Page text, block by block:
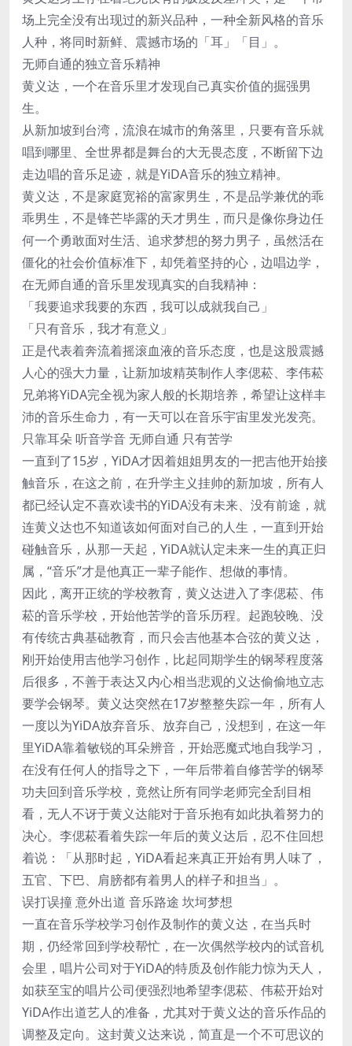
场上完全没有出现过的新兴品种，一种全新风格的音乐
人种，将同时新鲜、震撼市场的「耳」「目」。
无师自通的独立音乐精神
黄义达，一个在音乐里才发现自己真实价值的掘强男
生。
从新加坡到台湾，流浪在城市的角落里，只要有音乐就
唱到哪里、全世界都是舞台的大无畏态度，不断留下边
走边唱的音乐足迹，就是YiDA音乐的独立精神。
黄义达，不是家庭宽裕的富家男生，不是品学兼优的乖
乖男生，不是锋芒毕露的天才男生，而只是像你身边任
何一个勇敢面对生活、追求梦想的努力男子，虽然活在
僵化的社会价值标准下，却凭着坚持的心，边唱边学，
在无师自通的音乐里发现真实的自我精神：
「我要追求我要的东西，我可以成就我自己」
「只有音乐，我才有意义」
正是代表着奔流着摇滚血液的音乐态度，也是这股震撼
人心的强大力量，让新加坡精英制作人李偲菘、李伟菘
兄弟将YiDA完全视为家人般的长期培养，希望让这样丰
沛的音乐生命力，有一天可以在音乐宇宙里发光发亮。
只靠耳朵 听音学音 无师自通 只有苦学
一直到了15岁，YiDA才因着姐姐男友的一把吉他开始接
触音乐，在这之前，在升学主义挂帅的新加坡，所有人
都已经认定不喜欢读书的YiDA没有未来、没有前途，就
连黄义达也不知道该如何面对自己的人生，一直到开始
碰触音乐，从那一天起，YiDA就认定未来一生的真正归
属，“音乐”才是他真正一辈子能作、想做的事情。
因此，离开正统的学校教育，黄义达进入了李偲菘、伟
菘的音乐学校，开始他苦学的音乐历程。起跑较晚、没
有传统古典基础教育，而只会吉他基本合弦的黄义达，
刚开始使用吉他学习创作，比起同期学生的钢琴程度落
后很多，不善于表达又内心相当悲观的义达偷偷地立志
要学会钢琴。黄义达突然在17岁整整失踪一年，所有人
一度以为YiDA放弃音乐、放弃自己，没想到，在这一年
里YiDA靠着敏锐的耳朵辨音，开始恶魔式地自我学习，
在没有任何人的指导之下，一年后带着自修苦学的钢琴
功夫回到音乐学校，竟然让所有同学老师完全刮目相
看，无人不讶于黄义达能对于音乐抱有如此执着努力的
决心。李偲菘看着失踪一年后的黄义达后，忍不住回想
着说：「从那时起，YiDA看起来真正开始有男人味了，
五官、下巴、肩膀都有着男人的样子和担当」。
误打误撞 意外出道 音乐路途 坎坷梦想
一直在音乐学校学习创作及制作的黄义达，在当兵时
期，仍经常回到学校帮忙，在一次偶然学校内的试音机
会里，唱片公司对于YiDA的特质及创作能力惊为天人，
如获至宝的唱片公司便强烈地希望李偲菘、伟菘开始对
YiDA作出道艺人的准备，尤其对于黄义达的音乐作品的
调整及定向。这封黄义达来说，简直是一个不可思议的